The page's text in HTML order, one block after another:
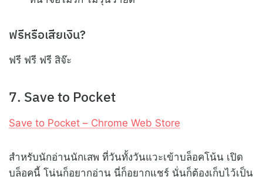
ฟรีหรือเสียเงิน?
ฟรี ฟรี ฟรี สิจ๊ะ
7. Save to Pocket
Save to Pocket – Chrome Web Store
สำหรับนักอ่านนักเสพ ที่วันทั้งวันแวะเข้าบล็อคโน้น เปิด
บล็อคนี้ โน่นก็อยากอ่าน นี่ก็อยากแชร์ นั่นก็ต้องเก็บไว้เป็น